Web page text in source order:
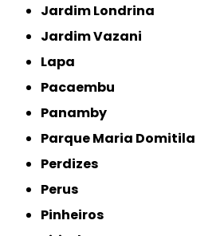
Jardim Londrina
Jardim Vazani
Lapa
Pacaembu
Panamby
Parque Maria Domitila
Perdizes
Perus
Pinheiros